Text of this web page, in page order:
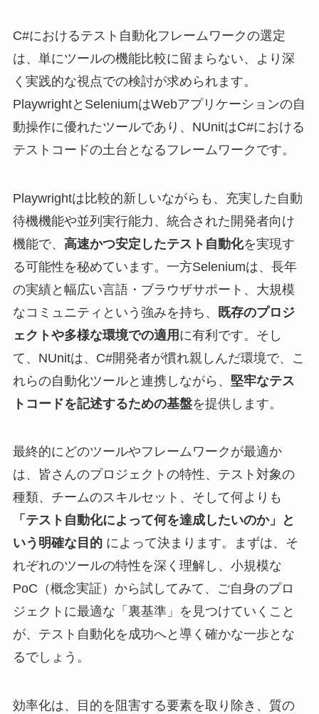
C#におけるテスト自動化フレームワークの選定
は、単にツールの機能比較に留まらない、より深
く実践的な視点での検討が求められます。
PlaywrightとSeleniumはWebアプリケーションの自
動操作に優れたツールであり、NUnitはC#における
テストコードの土台となるフレームワークです。
Playwrightは比較的新しいながらも、充実した自動
待機機能や並列実行能力、統合された開発者向け
機能で、 高速かつ安定したテスト自動化を実現す
る可能性を秘めています。一方Seleniumは、長年
の実績と幅広い言語・ブラウザサポート、大規模
なコミュニティという強みを持ち、
既存のプロジ
ェクトや多様な環境での適用 に有利です。そし
て、NUnitは、C#開発者が慣れ親しんだ環境で、こ
れらの自動化ツールと連携しながら、 堅牢なテス
トコードを記述するための基盤を提供します。
最終的にどのツールやフレームワークが最適か
は、皆さんのプロジェクトの特性、テスト対象の
種類、チームのスキルセット、そして何よりも
「テスト自動化によって何を達成したいのか」と
いう明確な目的によって決まります。まずは、そ
れぞれのツールの特性を深く理解し、小規模な
PoC（概念実証）から試してみて、ご自身のプロ
ジェクトに最適な「裏基準」を見つけていくこと
が、テスト自動化を成功へと導く確かな一歩とな
るでしょう。
効率化は、目的を阻害する要素を取り除き、質の